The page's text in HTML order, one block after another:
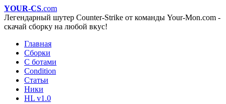
YOUR-CS.com
Легендарный шутер Counter-Strike от команды Your-Mon.com -
скачай сборку на любой вкус!
Главная
Сборки
С ботами
Condition
Статьи
Ники
HL v1.0